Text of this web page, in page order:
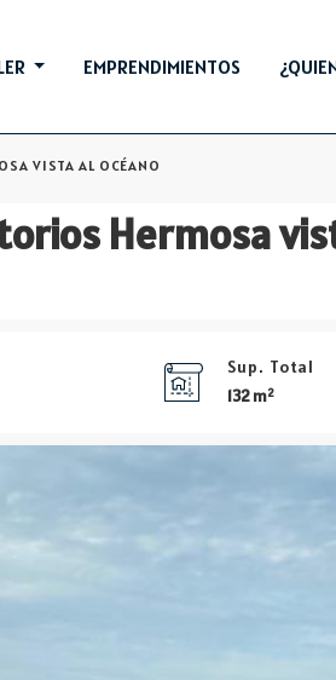
EMPRENDIMIENTOS
VISTA AL OCÉANO
Sup. Total
132 m2